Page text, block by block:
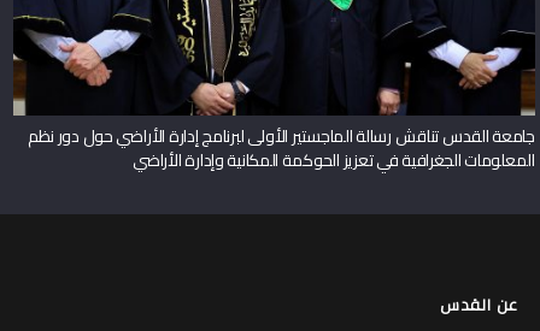
جامعة القدس تناقش رسالة الماجستير الأولى لبرنامج إدارة الأراضي حول دور نظم
المعلومات الجغرافية في تعزيز الحوكمة المكانية وإدارة الأراضي
عن القدس